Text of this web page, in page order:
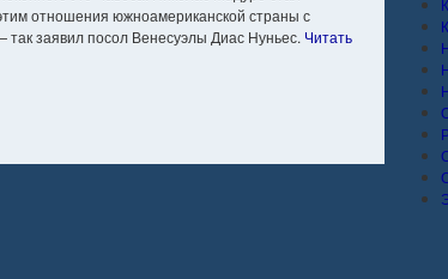
отношения южноамериканской страны с
заявил посол Венесуэлы Диас Нуньес. Читать